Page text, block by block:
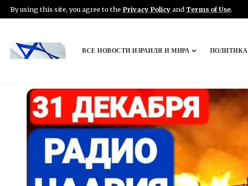
By using this site, you agree to the Privacy Policyand Terms of Use.
ВСЕ НОВОСТИ ИЗРАИЛЯ И МИРА ПОЛИТИКА